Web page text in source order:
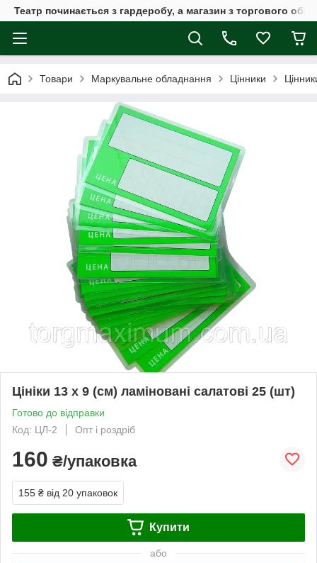
Театр починається з гардеробу, а магазин з торгового
Товари Маркувальне обладнання Цінники
Цініки 13 х 9 (см) ламіновані салатові 25 (шт)
Готово до відправки
Код: ЦЛ-2
Опт і роздріб
160 ₴/упаковка
155 ₴ від 20 упаковок
Купити
або